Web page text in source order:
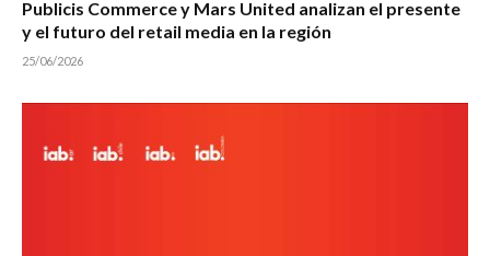
Publicis Commerce y Mars United analizan el presente
y el futuro del retail media en la región
25/06/2026